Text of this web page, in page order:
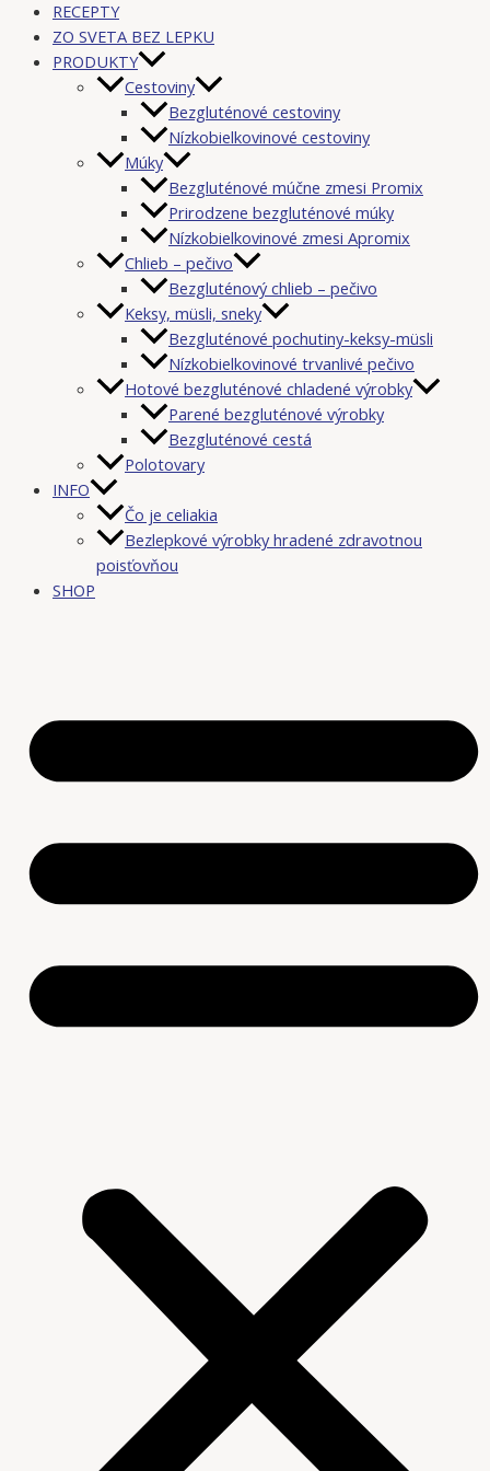
RECEPTY
ZO SVETA BEZ LEPKU
PRODUKTY
Cestoviny
Bezgluténové cestoviny
Nízkobielkovinové cestoviny
Múky
Bezgluténové múčne zmesi Promix
Prirodzene bezgluténové múky
Nízkobielkovinové zmesi Apromix
Chlieb – pečivo
Bezgluténový chlieb – pečivo
Keksy, müsli, sneky
Bezgluténové pochutiny-keksy-müsli
Nízkobielkovinové trvanlivé pečivo
Hotové bezgluténové chladené výrobky
Parené bezgluténové výrobky
Bezgluténové cestá
Polotovary
INFO
Čo je celiakia
Bezlepkové výrobky hradené zdravotnou
poisťovňou
SHOP